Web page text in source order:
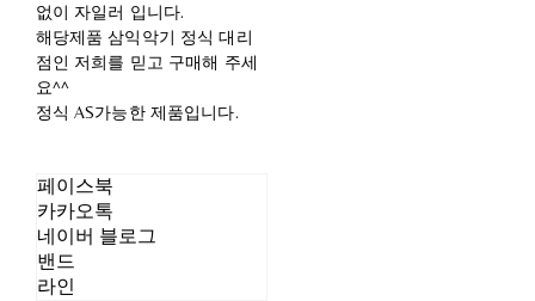
없이 자일러 입니다.
해당제품 삼익악기 정식 대리
점인 저희를 믿고 구매해 주세
요^^
정식 AS가능한 제품입니다.
페이스북
카카오톡
네이버 블로그
밴드
라인